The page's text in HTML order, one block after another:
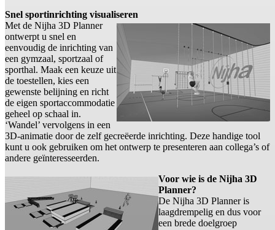
Snel sportinrichting visualiseren
Met de Nijha 3D Planner
ontwerpt u snel en
eenvoudig de inrichting van
een gymzaal, sportzaal of
sporthal. Maak een keuze uit
de toestellen, kies een
gewenste belijning en richt
de eigen sportaccommodatie
geheel op schaal in.
‘Wandel’ vervolgens in een
3D-animatie door de zelf gecreëerde inrichting. Deze handige tool
kunt u ook gebruiken om het ontwerp te presenteren aan collega’s of
andere geïnteresseerden.
Voor wie is de Nijha 3D
Planner?
De Nijha 3D Planner is
laagdrempelig en dus voor
een brede doelgroep